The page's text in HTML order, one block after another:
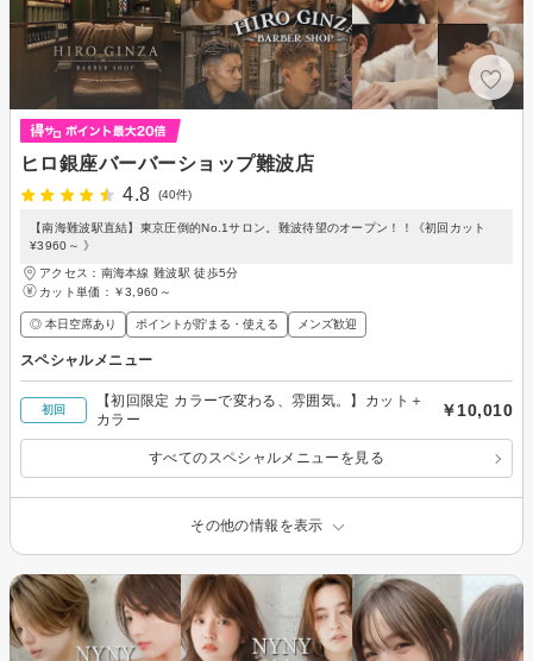
ヒロ銀座バーバーショップ難波店
4.8
(40件)
【南海難波駅直結】東京圧倒的No.1サロン。難波待望のオープン！！《初回カット
¥3960～ 》
アクセス：南海本線 難波駅 徒歩5分
カット単価： ￥3,960～
◎ 本日空席あり ポイントが貯まる・使える メンズ歓迎
スペシャルメニュー
初回
【初回限定 カラーで変わる、雰囲気。】カット＋
カラー
￥10,010
すべてのスペシャルメニューを見る
その他の情報を表示